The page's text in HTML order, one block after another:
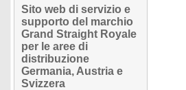
Sito web di servizio e
supporto del marchio
Grand Straight Royale
per le aree di
distribuzione
Germania, Austria e
Svizzera